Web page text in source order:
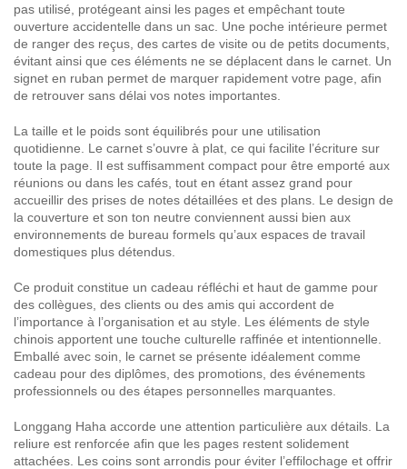
pas utilisé, protégeant ainsi les pages et empêchant toute
ouverture accidentelle dans un sac. Une poche intérieure permet
de ranger des reçus, des cartes de visite ou de petits documents,
évitant ainsi que ces éléments ne se déplacent dans le carnet. Un
signet en ruban permet de marquer rapidement votre page, afin
de retrouver sans délai vos notes importantes.
La taille et le poids sont équilibrés pour une utilisation
quotidienne. Le carnet s’ouvre à plat, ce qui facilite l’écriture sur
toute la page. Il est suffisamment compact pour être emporté aux
réunions ou dans les cafés, tout en étant assez grand pour
accueillir des prises de notes détaillées et des plans. Le design de
la couverture et son ton neutre conviennent aussi bien aux
environnements de bureau formels qu’aux espaces de travail
domestiques plus détendus.
Ce produit constitue un cadeau réfléchi et haut de gamme pour
des collègues, des clients ou des amis qui accordent de
l’importance à l’organisation et au style. Les éléments de style
chinois apportent une touche culturelle raffinée et intentionnelle.
Emballé avec soin, le carnet se présente idéalement comme
cadeau pour des diplômes, des promotions, des événements
professionnels ou des étapes personnelles marquantes.
Longgang Haha accorde une attention particulière aux détails. La
reliure est renforcée afin que les pages restent solidement
attachées. Les coins sont arrondis pour éviter l’effilochage et offrir